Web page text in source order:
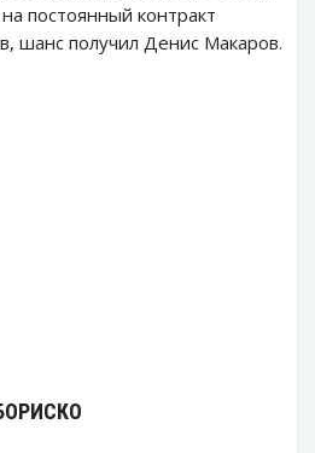
постоянный контракт
шанс получил Денис Макаров.